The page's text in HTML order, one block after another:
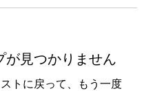
が見つかりません
トに戻って、もう一度